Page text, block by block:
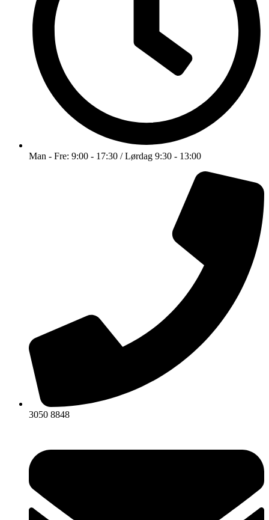
Man - Fre: 9:00 - 17:30 / Lørdag 9:30 - 13:00
3050 8848